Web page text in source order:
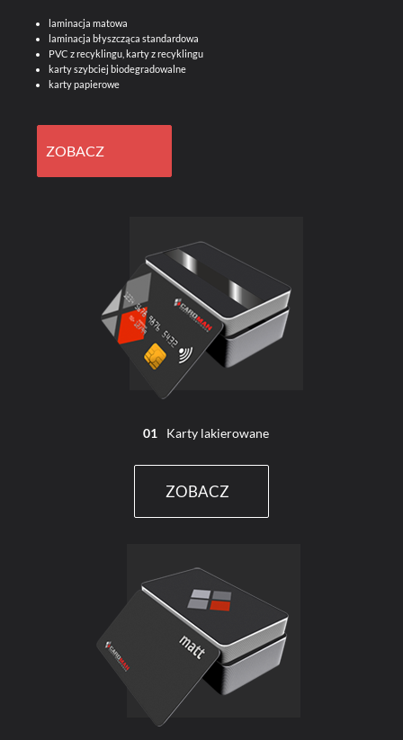
laminacja matowa
laminacja błyszcząca standardowa
PVC z recyklingu, karty z recyklingu
karty szybciej biodegradowalne
karty papierowe
ZOBACZ
01 Karty lakierowane
ZOBACZ